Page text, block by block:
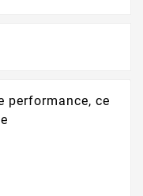
performance, ce